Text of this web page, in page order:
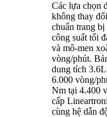
Các lựa chọn
không thay
chuẩn trang
công suất tối
và mô-men
vòng/phút.
dung tích
6.000 vòng/
Nm tại 4.400
cấp
cùng hệ dẫn